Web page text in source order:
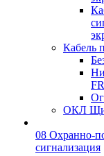
Кабель
ОКЛ
08 Охранно-
сигнализация